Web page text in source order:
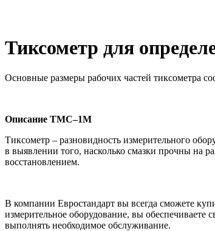
Тиксометр для
Основные размеры рабочих частей тиксометра
Описание ТМС–1М
Тиксометр – разновидность измерительного
в выявлении того, насколько смазки прочны на
восстановлением.
В компании Евростандарт вы всегда сможете
измерительное оборудование, вы
выполнять необходимое обслуживание.